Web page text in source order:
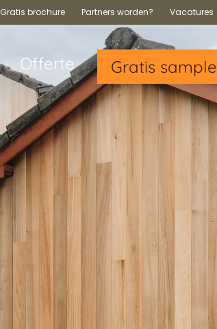
Gratis brochure Partners worden? Vacatures
Offerte Gratis sample